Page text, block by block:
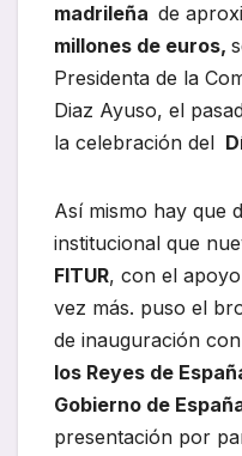
madrileña de
millones de euros,
Presidenta de la
Diaz Ayuso, el
la celebración del
Así mismo hay que
institucional que
FITUR, con el
vez más. puso el
de inauguración
los Reyes de
Gobierno de
presentación por